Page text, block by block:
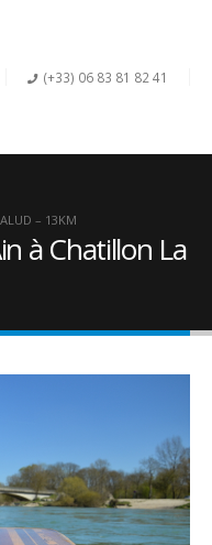
(+33) 06 83 81 82 41
– 13KM
à Chatillon La